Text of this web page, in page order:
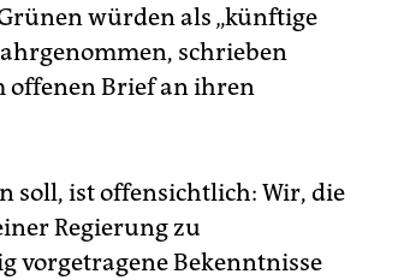
würden als „künftige
schrieben
Brief an ihren
soll, ist offensichtlich: Wir, die
Regierung zu
vorgetragene Bekenntnisse